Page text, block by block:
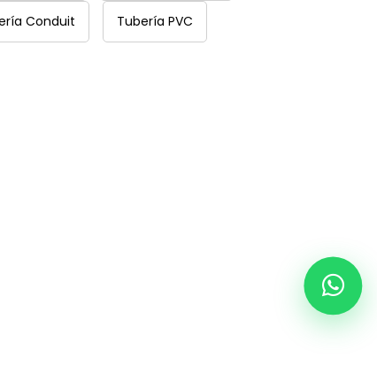
Conduit Tubería PVC